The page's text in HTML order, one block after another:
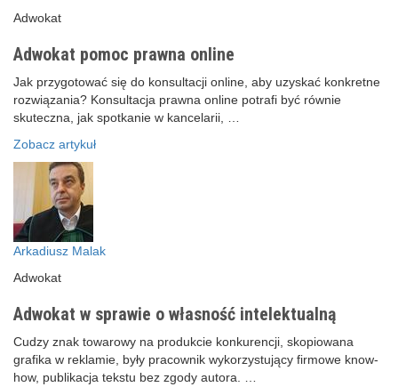
Adwokat
Adwokat pomoc prawna online
Jak przygotować się do konsultacji online, aby uzyskać konkretne
rozwiązania? Konsultacja prawna online potrafi być równie
skuteczna, jak spotkanie w kancelarii, …
Zobacz artykuł
Arkadiusz Malak
Adwokat
Adwokat w sprawie o własność intelektualną
Cudzy znak towarowy na produkcie konkurencji, skopiowana
grafika w reklamie, były pracownik wykorzystujący firmowe know-
how, publikacja tekstu bez zgody autora. …